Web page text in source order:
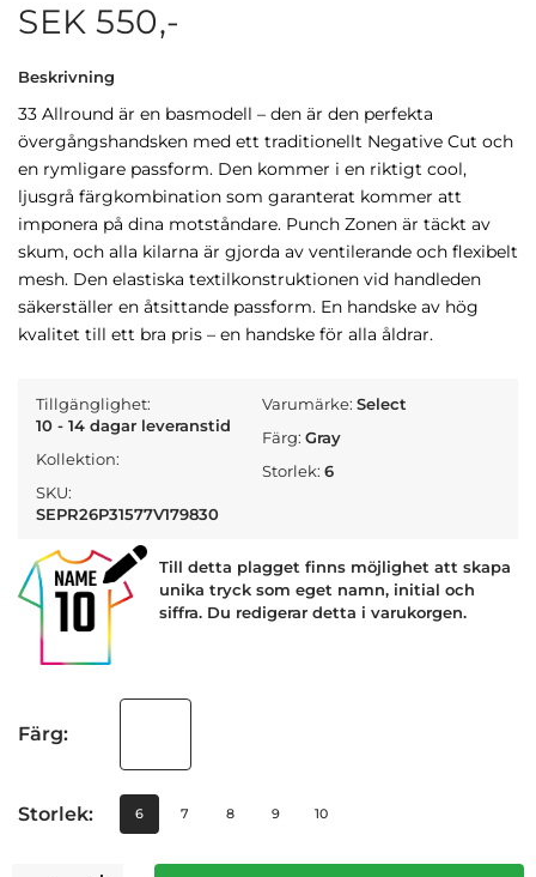
SEK 550,-
Beskrivning
33 Allround är en basmodell – den är den perfekta
övergångshandsken med ett traditionellt Negative Cut och
en rymligare passform. Den kommer i en riktigt cool,
ljusgrå färgkombination som garanterat kommer att
imponera på dina motståndare. Punch Zonen är täckt av
skum, och alla kilarna är gjorda av ventilerande och flexibelt
mesh. Den elastiska textilkonstruktionen vid handleden
säkerställer en åtsittande passform. En handske av hög
kvalitet till ett bra pris – en handske för alla åldrar.
Tillgänglighet:
10 - 14 dagar leveranstid
Kollektion:
SKU:
SEPR26P31577V179830
Varumärke:Select
Färg:Gray
Storlek:6
Till detta plagget finns möjlighet att skapa
unika tryck som eget namn, initial och
siffra. Du redigerar detta i varukorgen.
Färg:
Storlek: 6 7 8 9 10